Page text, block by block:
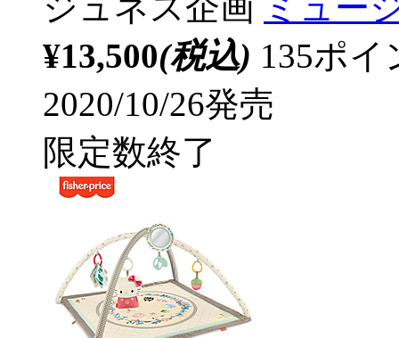
ジュネス企画 ミュー
¥13,500(税込) 135ポ
2020/10/26発売
限定数終了